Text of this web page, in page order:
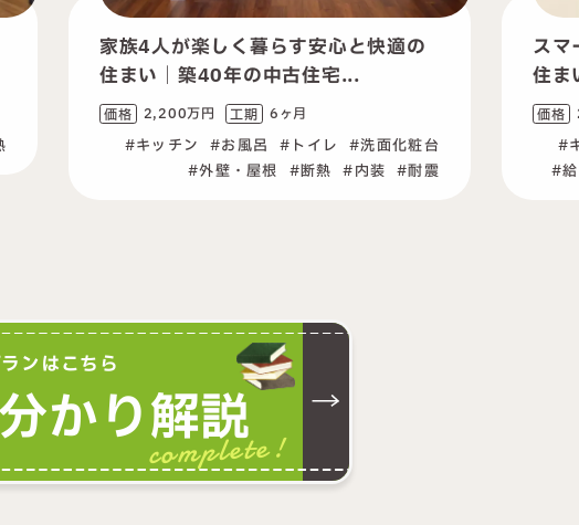
心と快適の
...
スマート動線で子育てしやすい快適な
住まいへ｜空き家リフォーム
価格 2,000万円
キッチン お風呂 トイレ
給湯器
外壁・屋根 断熱 居室
ンはこちら
かり解説
complete!